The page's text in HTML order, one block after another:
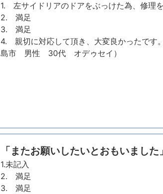
1. 左サイドリアのドアをぶっけた為、修理
2. 満足
3. 満足
4. 親切に対応して頂き、大変良かったで
島市 男性 30代 オデゥセイ）
「またお願いしたいとおもいました」
1.未記入
2. 満足
3. 満足